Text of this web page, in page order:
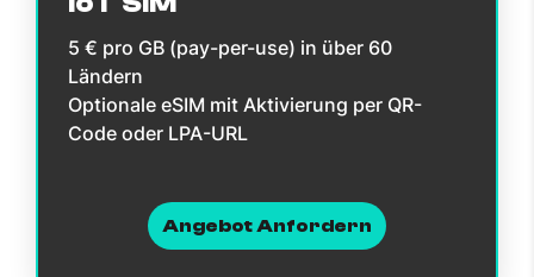
5 € pro GB (pay-per-use) in über 60
Ländern
Optionale eSIM mit Aktivierung per QR-
Code oder LPA-URL
Angebot Anfordern